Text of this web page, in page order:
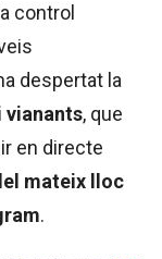
control
despertat la
vianants, que
en directe
mateix lloc
.